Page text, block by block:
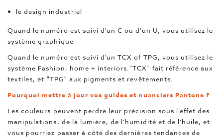
le design industriel
Quand le numéro est suivi d'un C ou d'un U, vous utilisez le
système graphique
Quand le numéro est suivi d'un TCXof TPG, vous utilisez le
système Fashion, home + interiors."TCX" fait référence aux
textiles, et "TPG" aux pigments et revêtements.
Pourquoi mettre à jour vos guides et nuanciers Pantone ?
Les couleurs peuvent perdre leur précision sous l’effet des
manipulations, de la lumière, de l’humidité et de l’huile, et
vous pourriez passer à côté des dernières tendances de